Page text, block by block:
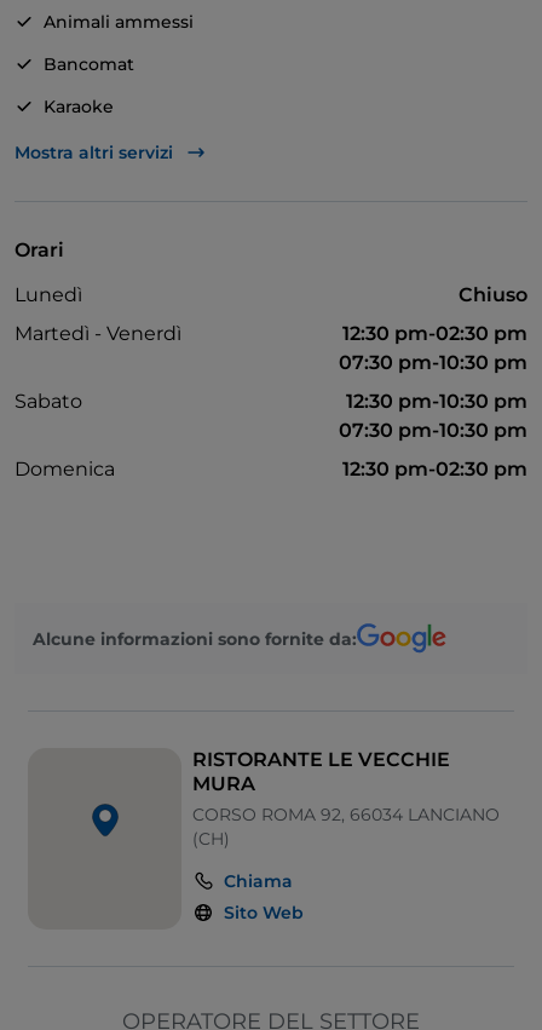
Animali ammessi
Bancomat
Karaoke
Wi-Fi
Mostra altri servizi
Orari
Lunedì
Chiuso
Martedì - Venerdì
12:30 pm-02:30 pm
07:30 pm-10:30 pm
Sabato
12:30 pm-10:30 pm
07:30 pm-10:30 pm
Domenica
12:30 pm-02:30 pm
Alcune informazioni sono fornite da:
RISTORANTE LE VECCHIE
MURA
CORSO ROMA 92, 66034 LANCIANO
(CH)
Chiama
Sito Web
OPERATORE DEL SETTORE